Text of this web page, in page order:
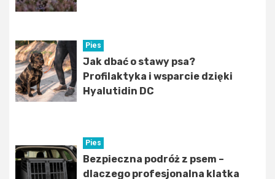
Pies
Jak dbać o stawy psa?
Profilaktyka i wsparcie dzięki
Hyalutidin DC
Pies
Bezpieczna podróż z psem –
dlaczego profesjonalna klatka